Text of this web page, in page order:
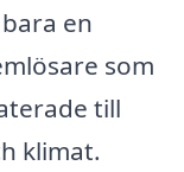
en
som
till
klimat.